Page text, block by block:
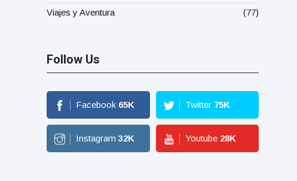
Viajes y Aventura
(77)
Follow Us
Facebook 65K Twitter 75K
Instagram 32K Youtube 28K